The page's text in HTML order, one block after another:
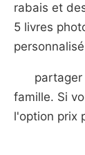
rabais et
5 livres
famille. Si
l'option prix